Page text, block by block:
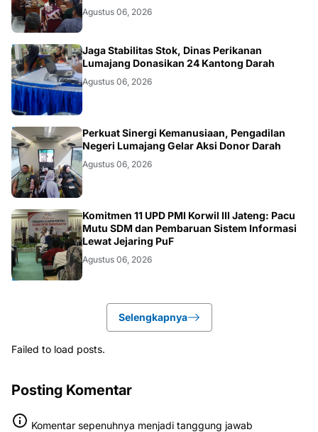
Agustus 06, 2026
JATIM
Jaga Stabilitas Stok, Dinas Perikanan
Lumajang Donasikan 24 Kantong Darah
Agustus 06, 2026
JATIM
Perkuat Sinergi Kemanusiaan, Pengadilan
Negeri Lumajang Gelar Aksi Donor Darah
Agustus 06, 2026
BANJARNEGARA
Komitmen 11 UPD PMI Korwil III Jateng: Pacu
Mutu SDM dan Pembaruan Sistem Informasi
Lewat Jejaring PuF
Agustus 06, 2026
Selengkapnya
Failed to load posts.
Posting Komentar
Komentar sepenuhnya menjadi tanggung jawab